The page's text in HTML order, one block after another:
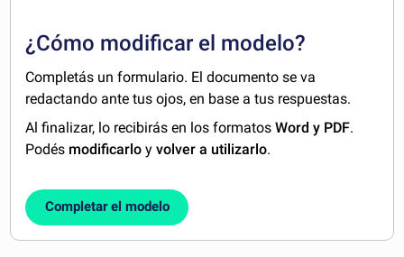
¿Cómo modificar el modelo?
Completás un formulario. El documento se va
redactando ante tus ojos, en base a tus respuestas.
Al finalizar, lo recibirás en los formatosWord y PDF.
Podés modificarlo yvolver a utilizarlo.
Completar el modelo